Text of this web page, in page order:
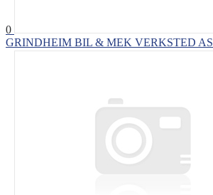
0
GRINDHEIM BIL & MEK VERKSTED AS